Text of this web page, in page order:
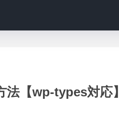
【wp-types対応】